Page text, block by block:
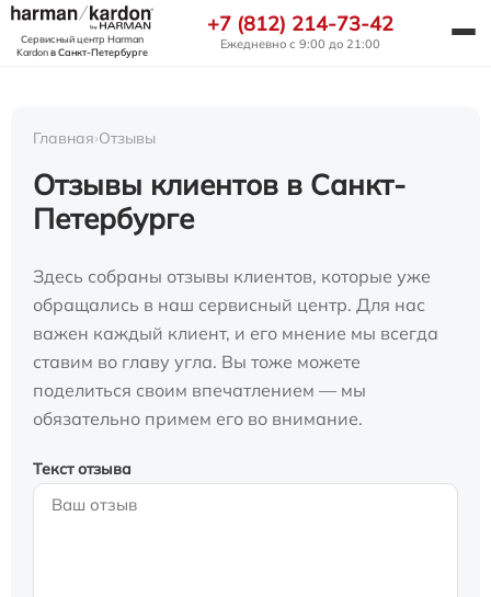
Сервисный центр Harman
Kardonв Санкт-Петербурге
+7 (812) 214-73-42
Ежедневно с 9:00 до 21:00
Главная›Отзывы
Отзывы клиентов в Санкт-
Петербурге
Здесь собраны отзывы клиентов, которые уже
обращались в наш сервисный центр. Для нас
важен каждый клиент, и его мнение мы всегда
ставим во главу угла. Вы тоже можете
поделиться своим впечатлением — мы
обязательно примем его во внимание.
Текст отзыва